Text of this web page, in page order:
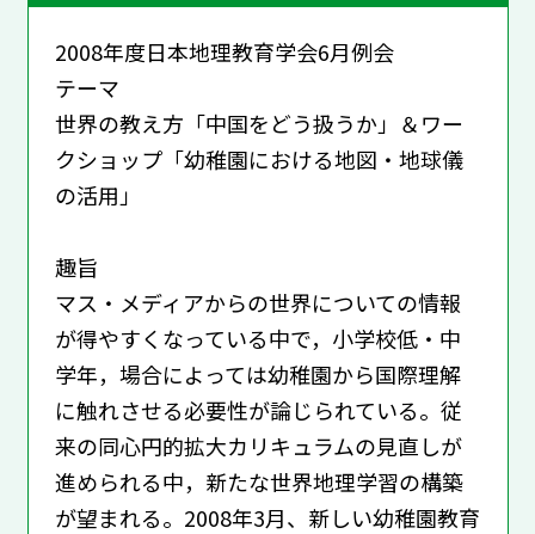
2008年度日本地理教育学会6月例会
テーマ
世界の教え方「中国をどう扱うか」＆ワー
クショップ「幼稚園における地図・地球儀
の活用」
趣旨
マス・メディアからの世界についての情報
が得やすくなっている中で，小学校低・中
学年，場合によっては幼稚園から国際理解
に触れさせる必要性が論じられている。従
来の同心円的拡大カリキュラムの見直しが
進められる中，新たな世界地理学習の構築
が望まれる。2008年3月、新しい幼稚園教育